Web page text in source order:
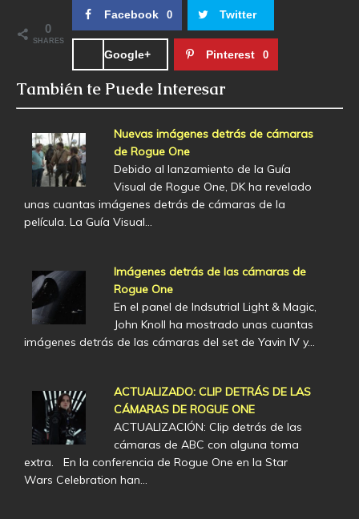
0
SHARES
Facebook 0 Twitter
Google+ Pinterest 0
También te Puede Interesar
Nuevas imágenes detrás de cámaras
de Rogue One
Debido al lanzamiento de la Guía
Visual de Rogue One, DK ha revelado
unas cuantas imágenes detrás de cámaras de la
película. La Guía Visual…
Imágenes detrás de las cámaras de
Rogue One
En el panel de Indsutrial Light & Magic,
John Knoll ha mostrado unas cuantas
imágenes detrás de las cámaras del set de Yavin IV y…
ACTUALIZADO: CLIP DETRÁS DE LAS
CÁMARAS DE ROGUE ONE
ACTUALIZACIÓN: Clip detrás de las
cámaras de ABC con alguna toma
extra. En la conferencia de Rogue One en la Star
Wars Celebration han…